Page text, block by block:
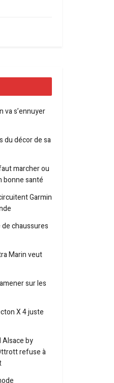
va s’ennuyer
du décor de sa
marcher ou
bonne santé
Garmin
de chaussures
Marin veut
sur les
X 4 juste
Alsace by
refuse à